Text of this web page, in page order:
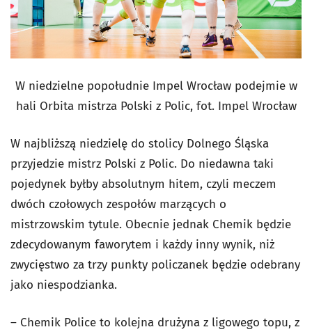
W niedzielne popołudnie Impel Wrocław podejmie w
hali Orbita mistrza Polski z Polic, fot. Impel Wrocław
W najbliższą niedzielę do stolicy Dolnego Śląska
przyjedzie mistrz Polski z Polic. Do niedawna taki
pojedynek byłby absolutnym hitem, czyli meczem
dwóch czołowych zespołów marzących o
mistrzowskim tytule. Obecnie jednak Chemik będzie
zdecydowanym faworytem i każdy inny wynik, niż
zwycięstwo za trzy punkty policzanek będzie odebrany
jako niespodzianka.
– Chemik Police to kolejna drużyna z ligowego topu, z